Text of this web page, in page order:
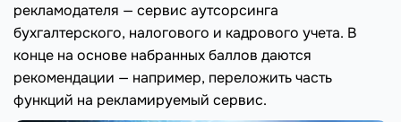
рекламодателя — сервис аутсорсинга
бухгалтерского, налогового и кадрового учета. В
конце на основе набранных баллов даются
рекомендации — например, переложить часть
функций на рекламируемый сервис.